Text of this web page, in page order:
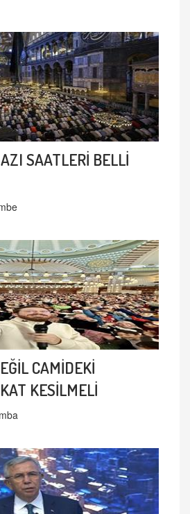
SAATLERİ BELLİ
CAMİDEKİ
KESİLMELİ